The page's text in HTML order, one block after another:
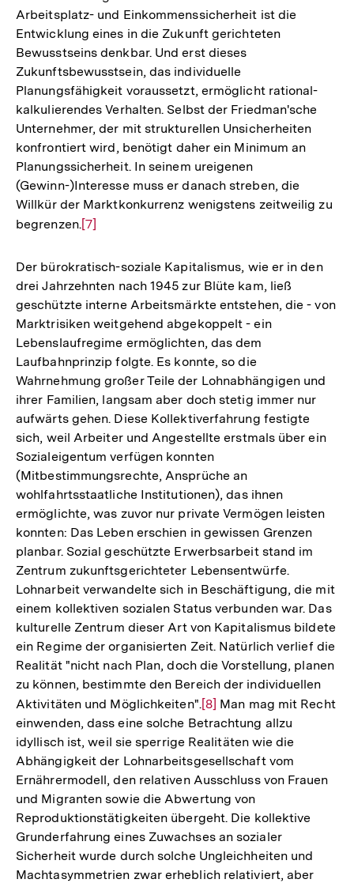
Arbeitsplatz- und Einkommenssicherheit ist die
Entwicklung eines in die Zukunft gerichteten
Bewusstseins denkbar. Und erst dieses
Zukunftsbewusstsein, das individuelle
Planungsfähigkeit voraussetzt, ermöglicht rational-
kalkulierendes Verhalten. Selbst der Friedman'sche
Unternehmer, der mit strukturellen Unsicherheiten
konfrontiert wird, benötigt daher ein Minimum an
Planungssicherheit. In seinem ureigenen
(Gewinn-)Interesse muss er danach streben, die
Willkür der Marktkonkurrenz wenigstens zeitweilig zu
begrenzen.Zur
der
Fußnote
[7]
Der bürokratisch-soziale Kapitalismus, wie er in den
drei Jahrzehnten nach 1945 zur Blüte kam, ließ
geschützte interne Arbeitsmärkte entstehen, die - von
Marktrisiken weitgehend abgekoppelt - ein
Lebenslaufregime ermöglichten, das dem
Laufbahnprinzip folgte. Es konnte, so die
Wahrnehmung großer Teile der Lohnabhängigen und
ihrer Familien, langsam aber doch stetig immer nur
aufwärts gehen. Diese Kollektiverfahrung festigte
sich, weil Arbeiter und Angestellte erstmals über ein
Sozialeigentum verfügen konnten
(Mitbestimmungsrechte, Ansprüche an
wohlfahrtsstaatliche Institutionen), das ihnen
ermöglichte, was zuvor nur private Vermögen leisten
konnten: Das Leben erschien in gewissen Grenzen
planbar. Sozial geschützte Erwerbsarbeit stand im
Zentrum zukunftsgerichteter Lebensentwürfe.
Lohnarbeit verwandelte sich in Beschäftigung, die mit
einem kollektiven sozialen Status verbunden war. Das
kulturelle Zentrum dieser Art von Kapitalismus bildete
ein Regime der organisierten Zeit. Natürlich verlief die
Realität "nicht nach Plan, doch die Vorstellung, planen
zu können, bestimmte den Bereich der individuellen
Aktivitäten und Möglichkeiten".Zur
Auflösung
der
Fußnote
[8] Man mag mit Recht
einwenden, dass eine solche Betrachtung allzu
idyllisch ist, weil sie sperrige Realitäten wie die
Abhängigkeit der Lohnarbeitsgesellschaft vom
Ernährermodell, den relativen Ausschluss von Frauen
und Migranten sowie die Abwertung von
Reproduktionstätigkeiten übergeht. Die kollektive
Grunderfahrung eines Zuwachses an sozialer
Sicherheit wurde durch solche Ungleichheiten und
Machtasymmetrien zwar erheblich relativiert, aber